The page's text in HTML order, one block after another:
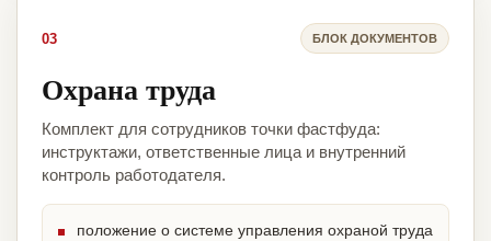
03 БЛОК ДОКУМЕНТОВ
Охрана труда
Комплект для сотрудников точки фастфуда:
инструктажи, ответственные лица и внутренний
контроль работодателя.
положение о системе управления охраной труда